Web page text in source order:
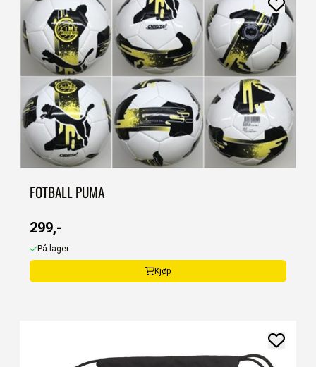
FOTBALL PUMA
299,-
På lager
Kjøp